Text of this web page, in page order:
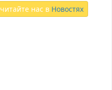
читайте нас в Новостях